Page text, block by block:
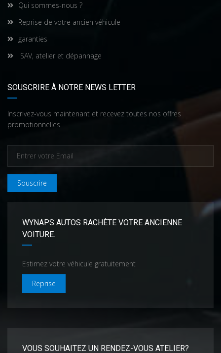
Qui sommes-nous ?
Reprise de votre ancien véhicule
garanties
SAV, atelier et dépannage
SOUSCRIRE À NOTRE NEWS LETTER
Inscrivez-vous maintenant et recevez toutes nos offres
promotionnelles.
Souscrire
WYNAPS AUTOS RACHÈTE VOTRE ANCIENNE
VOITURE.
Estimez votre véhicule gratuitement
Reprise
VOUS SOUHAITEZ UN RENDEZ-VOUS ATELIER?